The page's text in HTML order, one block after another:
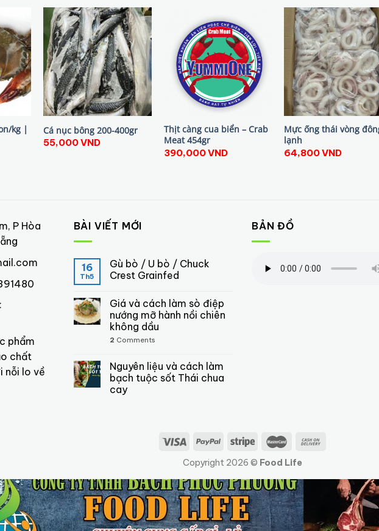
kg |
Cá nục bông 200-400gr
55,000VND
Thịt càng cua biển – Crab
Meat 454gr
390,000VND
Mực ống thái vòng
lạnh
64,800VND
P Hòa
phẩm
chất
nỗi lo về
BÀI VIẾT MỚI
16
Th5
Gù bò / U bò / Chuck
Crest Grainfed
Giá và cách làm sò điệp
nướng mỡ hành nồi chiên
không dầu
2 Comments
Nguyên liệu và cách làm
bạch tuộc sốt Thái chua
cay
BẢN ĐỒ
Copyright 2026 © Food Life